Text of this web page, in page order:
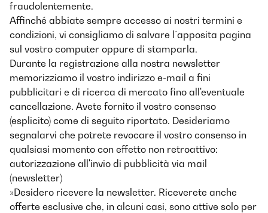
fraudolentemente.
Affinché abbiate sempre accesso ai nostri termini e
condizioni, vi consigliamo di salvare l´apposita pagina
sul vostro computer oppure di stamparla.
Durante la registrazione alla nostra newsletter
memorizziamo il vostro indirizzo e-mail a fini
pubblicitari e di ricerca di mercato fino all'eventuale
cancellazione. Avete fornito il vostro consenso
(esplicito) come di seguito riportato. Desideriamo
segnalarvi che potrete revocare il vostro consenso in
qualsiasi momento con effetto non retroattivo:
autorizzazione all'invio di pubblicità via mail
(newsletter)
»Desidero ricevere la newsletter. Riceverete anche
offerte esclusive che, in alcuni casi, sono attive solo per